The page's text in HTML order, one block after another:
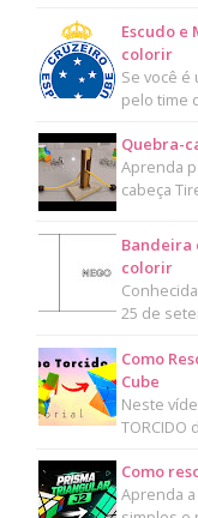
Escudo e
colorir
Se você
pelo time
Quebra-
Aprenda
cabeça
Bandeira
colorir
25 de
Como
Cube
Neste
Como
Aprenda